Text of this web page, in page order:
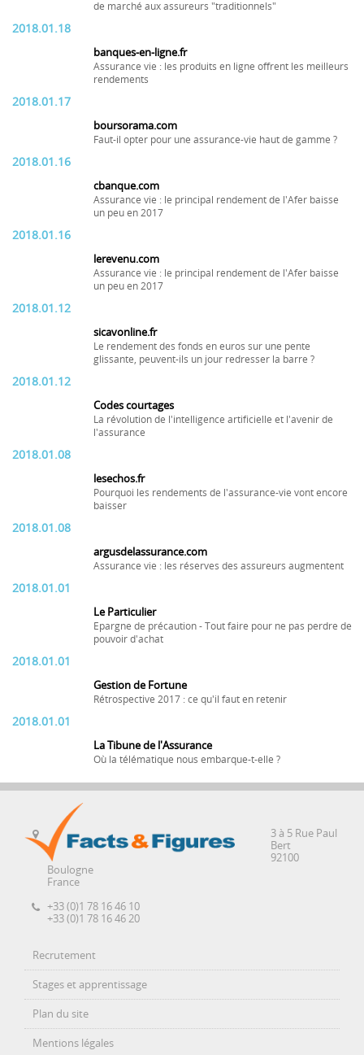
de marché aux assureurs "traditionnels"
2018.01.18
banques-en-ligne.fr
Assurance vie : les produits en ligne offrent les meilleurs
rendements
2018.01.17
boursorama.com
Faut-il opter pour une assurance-vie haut de gamme ?
2018.01.16
cbanque.com
Assurance vie : le principal rendement de l'Afer baisse
un peu en 2017
2018.01.16
lerevenu.com
Assurance vie : le principal rendement de l'Afer baisse
un peu en 2017
2018.01.12
sicavonline.fr
Le rendement des fonds en euros sur une pente
glissante, peuvent-ils un jour redresser la barre ?
2018.01.12
Codes courtages
La révolution de l'intelligence artificielle et l'avenir de
l'assurance
2018.01.08
lesechos.fr
Pourquoi les rendements de l'assurance-vie vont encore
baisser
2018.01.08
argusdelassurance.com
Assurance vie : les réserves des assureurs augmentent
2018.01.01
Le Particulier
Epargne de précaution - Tout faire pour ne pas perdre de
pouvoir d'achat
2018.01.01
Gestion de Fortune
Rétrospective 2017 : ce qu'il faut en retenir
2018.01.01
La Tibune de l'Assurance
Où la télématique nous embarque-t-elle ?
3 à 5 Rue Paul
Bert
92100
Boulogne
France
+33 (0)1 78 16 46 10
+33 (0)1 78 16 46 20
Recrutement
Stages et apprentissage
Plan du site
Mentions légales